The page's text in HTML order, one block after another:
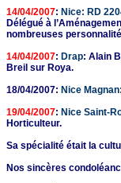
14/04/2007: Nice: RD
Délégué à
nombreuses
14/04/2007: Drap: Alain
Breil sur Roya.
18/04/2007: Nice Magnan:
19/04/2007: Nice Saint-
Horticulteur.
Sa spécialité était la
Nos sincères